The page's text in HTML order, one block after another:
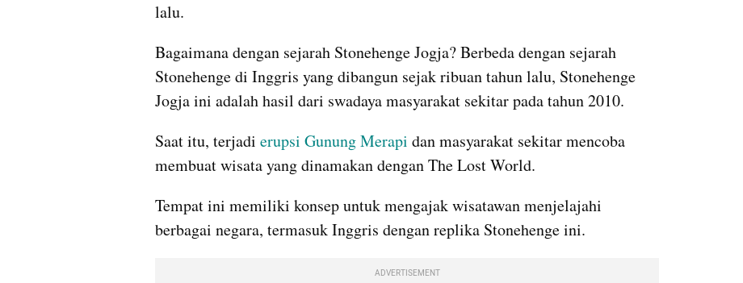
lalu.
Bagaimana dengan sejarah Stonehenge Jogja? Berbeda dengan sejarah
Stonehenge di Inggris yang dibangun sejak ribuan tahun lalu, Stonehenge
Jogja ini adalah hasil dari swadaya masyarakat sekitar pada tahun 2010.
Saat itu, terjadi erupsi Gunung Merapi dan masyarakat sekitar mencoba
membuat wisata yang dinamakan dengan The Lost World.
Tempat ini memiliki konsep untuk mengajak wisatawan menjelajahi
berbagai negara, termasuk Inggris dengan replika Stonehenge ini.
ADVERTISEMENT